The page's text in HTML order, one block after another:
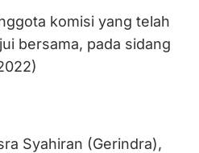
komisi yang telah
bersama, pada sidang
Syahiran (Gerindra),